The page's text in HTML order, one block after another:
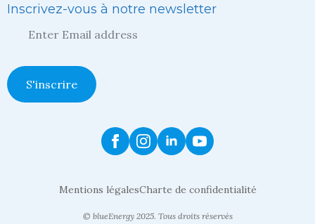
Inscrivez-vous à notre newsletter
votre
*
S'inscrire
Mentions légalesCharte de confidentialité
© blueEnergy 2025. Tous droits réservés